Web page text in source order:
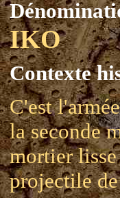
IKO
Contexte
C'est
la seconde
mortier
projectile